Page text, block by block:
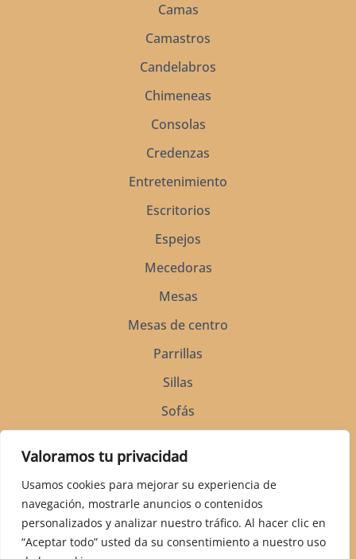
Valoramos tu privacidad
Usamos cookies para mejorar su experiencia de
navegación, mostrarle anuncios o contenidos
personalizados y analizar nuestro tráfico. Al hacer clic en
“Aceptar todo” usted da su consentimiento a nuestro uso
Camas
Camastros
Candelabros
Chimeneas
Consolas
Credenzas
Entretenimiento
Escritorios
Espejos
Mecedoras
Mesas
Mesas de centro
Parrillas
Sillas
Sofás